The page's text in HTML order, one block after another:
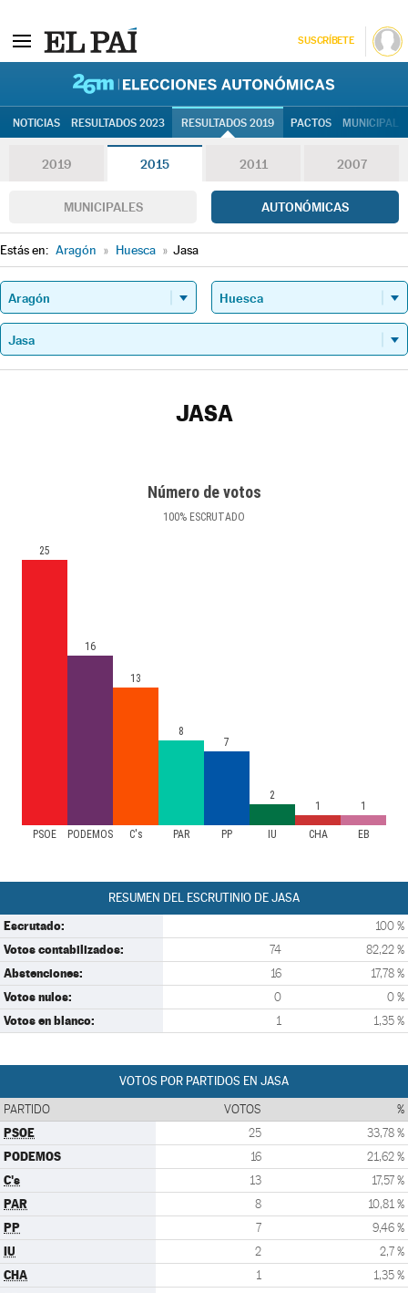
SUSCRÍBETE
NOTICIAS RESULTADOS 2023 RESULTADOS 2019 PACTOS
2019 2015 2011 2007
MUNICIPALES AUTONÓMICAS
Estás en: Aragón » Huesca » Jasa
JASA
Número de votos
100% ESCRUTADO
PSOE PODEMOS C's PAR PP IU CHA EB
25
16
13
8
7
2
1
1
RESUMEN DEL ESCRUTINIO DE JASA
Escrutado: 100 %
Votos contabilizados: 74 82,22 %
Abstenciones: 16 17,78 %
Votos nulos: 0 0 %
Votos en blanco: 1 1,35 %
VOTOS POR PARTIDOS EN JASA
PARTIDO VOTOS %
PSOE 25 33,78 %
PODEMOS 16 21,62 %
C's 13 17,57 %
PAR 8 10,81 %
PP 7 9,46 %
IU 2 2,7 %
CHA 1 1,35 %